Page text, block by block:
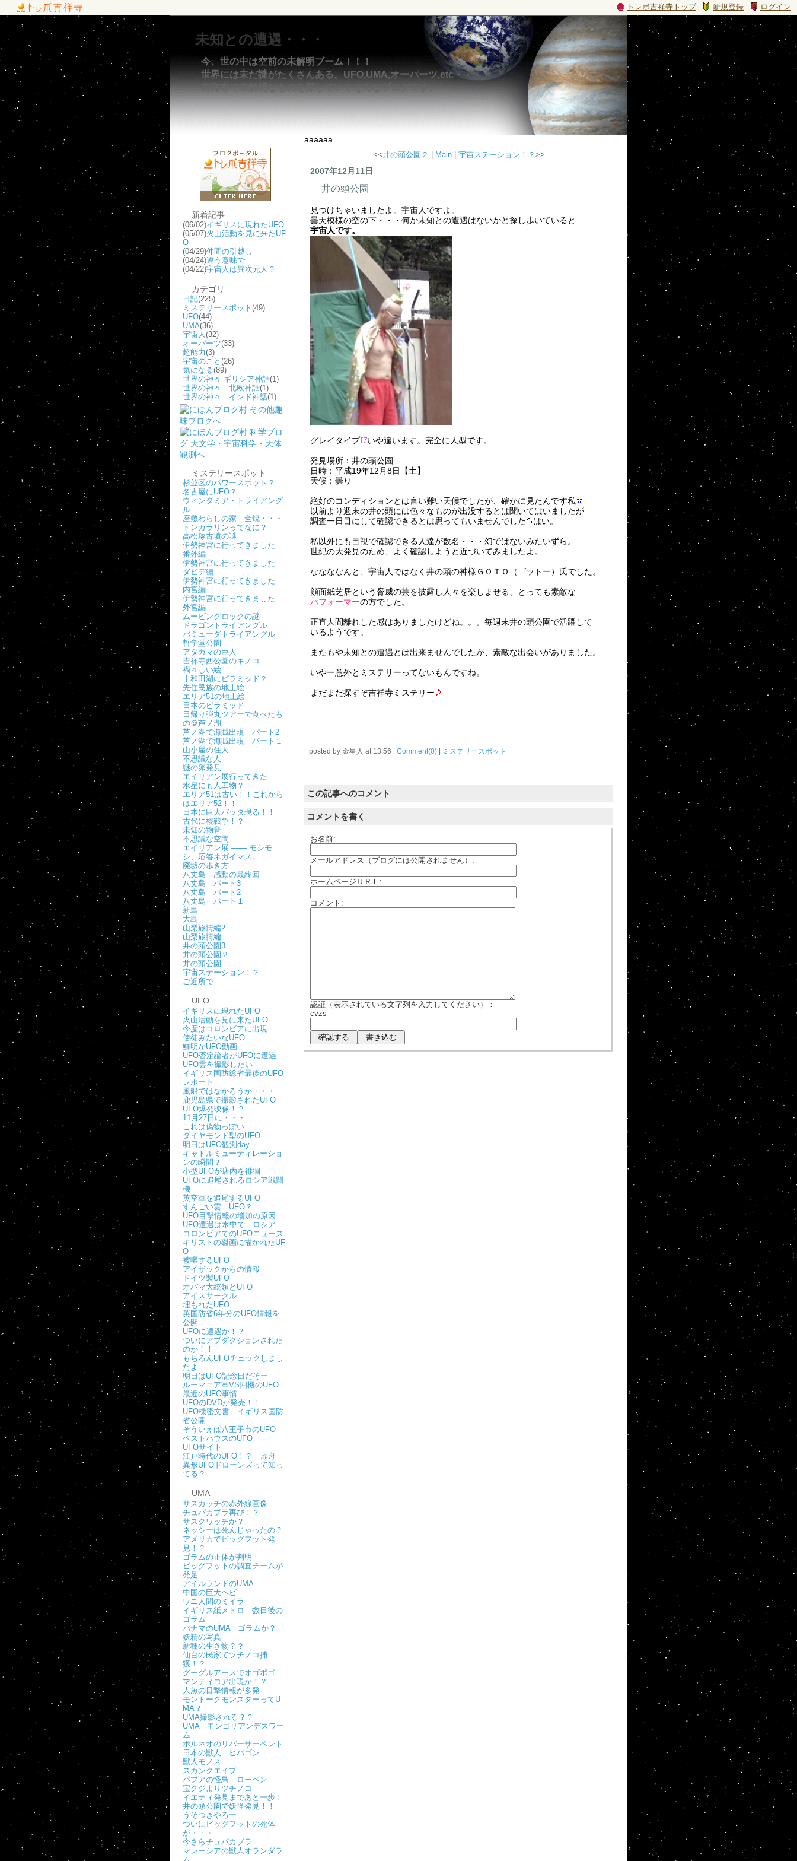
トレボ吉祥寺トップ 新規登録 ログイン
未知との遭遇・・・
今、世の中は空前の未解明ブーム！！！
世界には未だ謎がたくさんある。UFO,UMA,オーパーツ,etc・・・・
吉祥寺で未解明なものを探していくそんなブログです。
新着記事
(06/02)イギリスに現れたUFO
(05/07)火山活動を見に来たUF
O
(04/29)仲間の引越し
(04/24)違う意味で
(04/22)宇宙人は異次元人？
カテゴリ
日記(225)
ミステリースポット (49)
UFO(44)
UMA(36)
宇宙人(32)
オーパーツ(33)
超能力(3)
宇宙のこと (26)
気になる(89)
世界の神々 ギリシア神話(1)
世界の神々 北欧神話(1)
世界の神々 インド神話(1)
ミステリースポット
杉並区のパワースポット？
名古屋にUFO？
ウィンダミア・トライアング
ル
座敷わらしの家 全焼・・・
トンカラリンってなに？
高松塚古墳の謎
伊勢神宮に行ってきました
番外編
伊勢神宮に行ってきました
ダビデ編
伊勢神宮に行ってきました
内宮編
伊勢神宮に行ってきました
外宮編
ムービングロックの謎
ドラゴントライアングル
バミューダトライアングル
哲学堂公園
アタカマの巨人
吉祥寺西公園のキノコ
禍々しい絵
十和田湖にピラミッド？
先住民族の地上絵
エリア51の地上絵
日本のピラミッド
日帰り弾丸ツアーで食べたも
の＠芦ノ湖
芦ノ湖で海賊出現 パート2
芦ノ湖で海賊出現 パート１
山小屋の住人
不思議な人
謎の卵発見
エイリアン展行ってきた
水星にも人工物？
エリア51は古い！！これから
はエリア52！！
日本に巨大バッタ現る！！
古代に核戦争！？
未知の物音
不思議な空間
エイリアン展 ―― モシモ
シ、応答ネガイマス。
廃墟の歩き方
八丈島 感動の最終回
八丈島 パート3
八丈島 パート2
八丈島 パート１
新島
大島
山梨旅情編2
山梨旅情編
井の頭公園3
井の頭公園２
井の頭公園
宇宙ステーション！？
ご近所で
UFO
イギリスに現れたUFO
火山活動を見に来たUFO
今度はコロンビアに出現
使徒みたいなUFO
鮮明がUFO動画
UFO否定論者がUFOに遭遇
UFO雲を撮影したい
イギリス国防総省最後のUFO
レポート
風船ではなかろうか・・・
鹿児島県で撮影されたUFO
UFO爆発映像！？
11月27日に・・・
これは偽物っぽい
ダイヤモンド型のUFO
明日はUFO観測day
キャトルミューティレーショ
ンの瞬間？
小型UFOが店内を徘徊
UFOに追尾されるロシア戦闘
機
英空軍を追尾するUFO
すんごい雲 UFO？
UFO目撃情報の増加の原因
UFO遭遇は水中で ロシア
コロンビアでのUFOニュース
キリストの磔画に描かれたUF
O
被曝するUFO
アイザックからの情報
ドイツ製UFO
オバマ大統領とUFO
アイスサークル
埋もれたUFO
英国防省6年分のUFO情報を
公開
UFOに遭遇か！？
ついにアブダクションされた
のか！！
もちろんUFOチェックしまし
たよ
明日はUFO記念日だぞー
ルーマニア軍VS四機のUFO
最近のUFO事情
UFOのDVDが発売！！
UFO機密文書 イギリス国防
省公開
そういえば八王子市のUFO
ベストハウスのUFO
UFOサイト
江戸時代のUFO！？ 虚舟
異形UFOドローンズって知っ
てる？
UMA
サスカッチの赤外線画像
チュパカブラ再び！？
サスクワッチか？
ネッシーは死んじゃったの？
アメリカでビッグフット発
見！？
ゴラムの正体が判明
ビッグフットの調査チームが
発足
アイルランドのUMA
中国の巨大ヘビ
ワニ人間のミイラ
イギリス紙メトロ 数日後の
ゴラム
パナマのUMA ゴラムか？
妖精の写真
新種の生き物？？
仙台の民家でツチノコ捕
獲！？
グーグルアースでオゴポゴ
マンティコア出現か！？
人魚の目撃情報が多発
モントークモンスターってU
MA？
UMA撮影される？？
UMA モンゴリアンデスワー
ム
ボルネオのリバーサーペント
日本の獣人 ヒバゴン
獣人モノス
スカンクエイプ
パプアの怪鳥 ローペン
宝クジよりツチノコ
イエティ発見まであと一歩！
井の頭公園で妖怪発見！！
うそつきやろー
ついにビッグフットの死体
が・・・
今さらチュパカブラ
マレーシアの獣人オランダラ
aaaaaa
<<井の頭公園２ Main| 宇宙ステーション！？ >>
2007年12月11日
井の頭公園
見つけちゃいましたよ。宇宙人ですよ。
曇天模様の空の下・・・何か未知との遭遇はないかと探し歩いていると
宇宙人です。
グレイタイプ いや違います。完全に人型です。
発見場所：井の頭公園
日時：平成19年12月8日【土】
天候：曇り
絶好のコンディションとは言い難い天候でしたが、確かに見たんです私
以前より週末の井の頭には色々なものが出没するとは聞いてはいましたが
調査一日目にして確認できるとは思ってもいませんでした
はい。
私以外にも目視で確認できる人達が数名・・・幻ではないみたいずら。
世紀の大発見のため、よく確認しようと近づいてみましたよ。
ななななんと、宇宙人ではなく井の頭の神様ＧＯＴＯ（ゴットー）氏でした。
顔面紙芝居という脅威の芸を披露し人々を楽しませる、とっても素敵な
パフォーマーの方でした。
正直人間離れした感はありましたけどね。。。毎週末井の頭公園で活躍して
いるようです。
またもや未知との遭遇とは出来ませんでしたが、素敵な出会いがありました。
いやー意外とミステリーってないもんですね。
まだまだ探すぞ吉祥寺ミステリー
posted by 金星人 at 13:56 Comment(0) ミステリースポット
この記事へのコメント
コメントを書く
お名前:
メールアドレス（ブログには公開されません）:
ホームページＵＲＬ:
コメント:
認証（表示されている文字列を入力してください）：
cvzs